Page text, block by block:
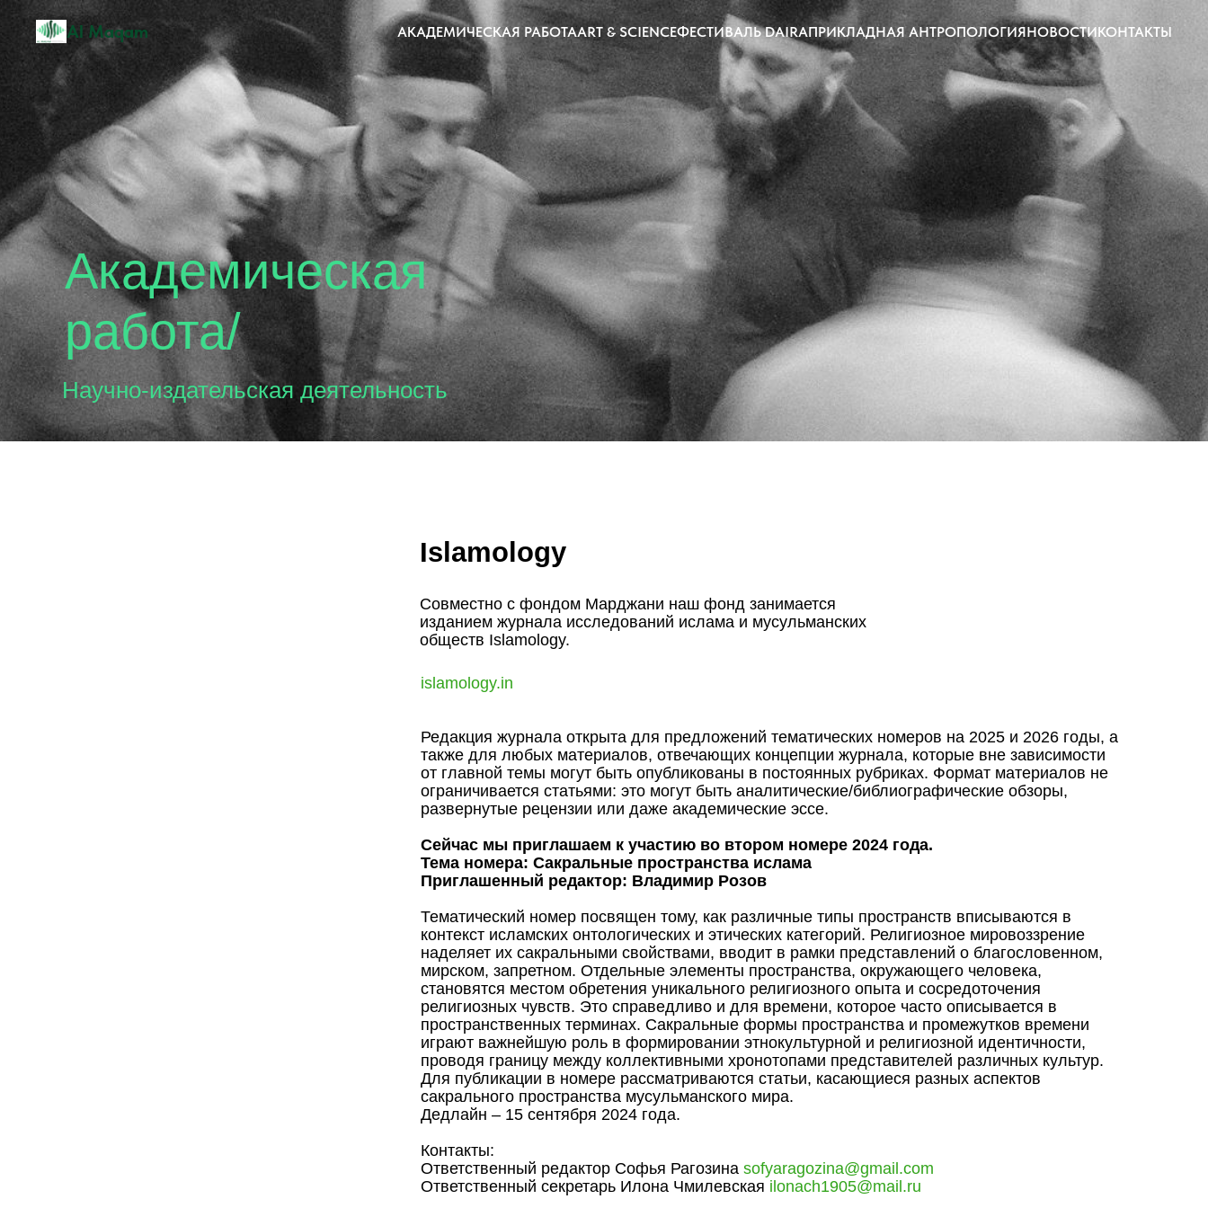
Al Maqam АКАДЕМИЧЕСКАЯ РАБОТАART & SCIENCEФЕСТИВАЛЬ DAIRAПРИКЛАДНАЯ АНТРОПОЛОГИЯНОВОСТИКОНТАКТЫ
Научно-издательская деятельность
Академическая
работа/
Islamology
Совместно с фондом Марджани наш фонд занимается
изданием журнала исследований ислама и мусульманских
обществ Islamology.
islamology.in
Редакция журнала открыта для предложений тематических номеров на 2025 и 2026 годы, а
также для любых материалов, отвечающих концепции журнала, которые вне зависимости
от главной темы могут быть опубликованы в постоянных рубриках. Формат материалов не
ограничивается статьями: это могут быть аналитические/библиографические обзоры,
развернутые рецензии или даже академические эссе.
Сейчас мы приглашаем к участию во втором номере 2024 года.
Тема номера: Сакральные пространства ислама
Приглашенный редактор: Владимир Розов
Тематический номер посвящен тому, как различные типы пространств вписываются в
контекст исламских онтологических и этических категорий. Религиозное мировоззрение
наделяет их сакральными свойствами, вводит в рамки представлений о благословенном,
мирском, запретном. Отдельные элементы пространства, окружающего человека,
становятся местом обретения уникального религиозного опыта и сосредоточения
религиозных чувств. Это справедливо и для времени, которое часто описывается в
пространственных терминах. Сакральные формы пространства и промежутков времени
играют важнейшую роль в формировании этнокультурной и религиозной идентичности,
проводя границу между коллективными хронотопами представителей различных культур.
Для публикации в номере рассматриваются статьи, касающиеся разных аспектов
сакрального пространства мусульманского мира.
Дедлайн – 15 сентября 2024 года.
Контакты:
Ответственный редактор Софья Рагозина sofyaragozina@gmail.com
Ответственный секретарь Илона Чмилевская ilonach1905@mail.ru
© 2017-2026 Al Maqam
St. Petersburg, Russia